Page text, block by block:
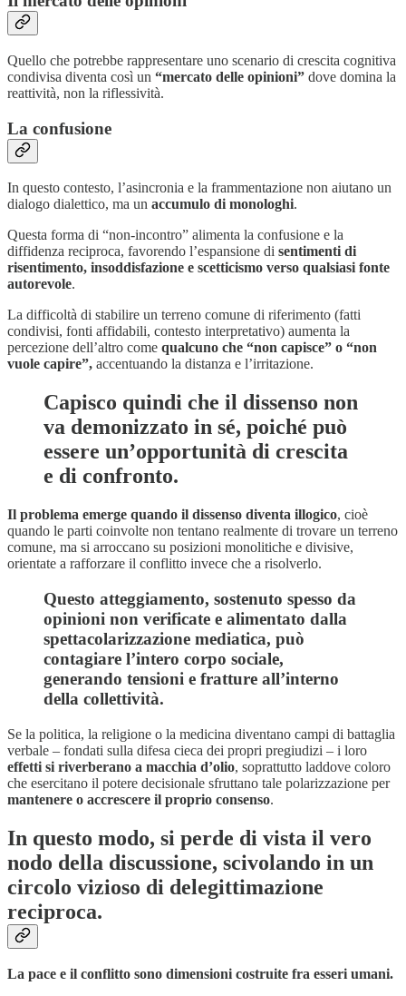
Quello che potrebbe rappresentare uno scenario di crescita cognitiva
condivisa diventa così un “mercato delle opinioni” dove domina la
reattività, non la riflessività.
La confusione
In questo contesto, l’asincronia e la frammentazione non aiutano un
dialogo dialettico, ma un accumulo di monologhi.
Questa forma di “non-incontro” alimenta la confusione e la
diffidenza reciproca, favorendo l’espansione di sentimenti di
risentimento, insoddisfazione e scetticismo verso qualsiasi fonte
autorevole.
La difficoltà di stabilire un terreno comune di riferimento (fatti
condivisi, fonti affidabili, contesto interpretativo) aumenta la
percezione dell’altro come qualcuno che “non capisce” o “non
vuole capire”, accentuando la distanza e l’irritazione.
Capisco quindi che il dissenso non
va demonizzato in sé, poiché può
essere un’opportunità di crescita
e di confronto.
Il problema emerge quando il dissenso diventa illogico, cioè
quando le parti coinvolte non tentano realmente di trovare un terreno
comune, ma si arroccano su posizioni monolitiche e divisive,
orientate a rafforzare il conflitto invece che a risolverlo.
Questo atteggiamento, sostenuto spesso da
opinioni non verificate e alimentato dalla
spettacolarizzazione mediatica, può
contagiare l’intero corpo sociale,
generando tensioni e fratture all’interno
della collettività.
Se la politica, la religione o la medicina diventano campi di battaglia
verbale – fondati sulla difesa cieca dei propri pregiudizi – i loro
effetti si riverberano a macchia d’olio, soprattutto laddove coloro
che esercitano il potere decisionale sfruttano tale polarizzazione per
mantenere o accrescere il proprio consenso.
In questo modo, si perde di vista il vero
nodo della discussione, scivolando in un
circolo vizioso di delegittimazione
reciproca.
La pace e il conflitto sono dimensioni costruite fra esseri umani.